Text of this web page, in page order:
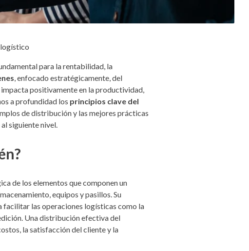
para la rentabilidad, la
, enfocado estratégicamente, del
positivamente en la productividad,
a profundidad los principios clave del
de distribución y las mejores prácticas
siguiente nivel.
de los elementos que componen un
equipos y pasillos. Su
las operaciones logísticas como la
Una distribución efectiva del
la satisfacción del cliente y la